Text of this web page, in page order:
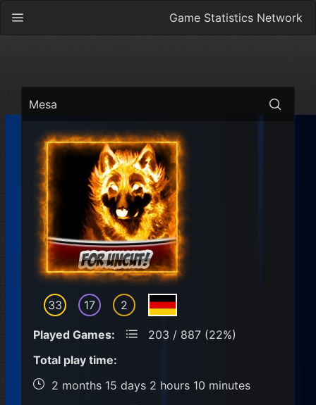
Game Statistics Network
Mesa
33 17 2
Played Games:
203 / 887 (22%)
Total play time:
2 months 15 days 2 hours 10 minutes